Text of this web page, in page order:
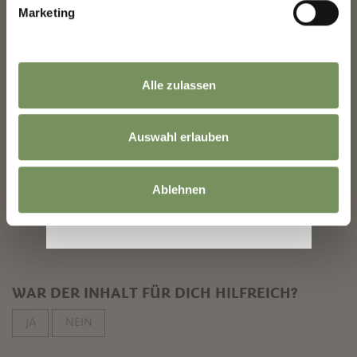
Marketing
Alle zulassen
Auswahl erlauben
Ablehnen
39012 Meran
www.rametz.com
WAR DER INHALT FÜR DICH HILFREICH?
JA NEIN